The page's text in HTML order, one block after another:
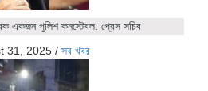
একজন পুলিশ কনস্টেবল: প্রেস সচিব
31, 2025 / সব খবর